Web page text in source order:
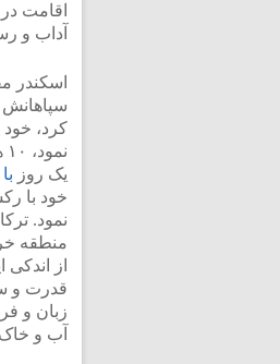
اقامت
آداب و
اسکندر
سپاهانش
کرد،
یک روز
خود با
نمود.
منطقه
از اندکی
قدرت و
زبان و
آب و